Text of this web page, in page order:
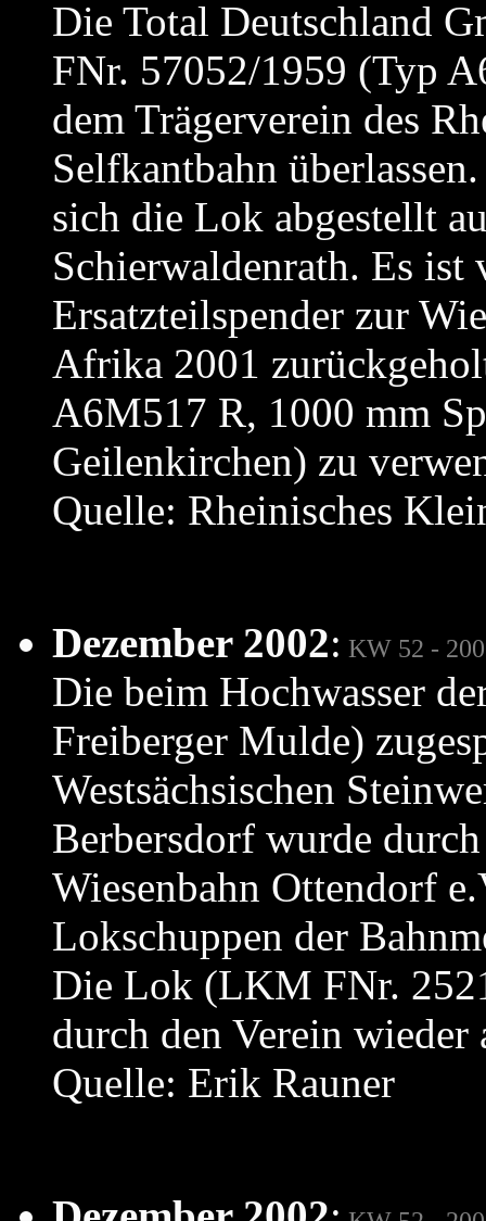
Die Total Deutschland
FNr. 57052/1959 (Typ
dem Trägerverein des
Selfkantbahn
sich die Lok abgestellt
Schierwaldenrath. Es ist
Ersatzteilspender zur
Afrika 2001
A6M517 R, 1000 mm
Geilenkirchen) zu
Quelle: Rheinisches
Dezember 2002: KW 52 -
Die beim Hochwasser
Freiberger Mulde)
Westsächsischen
Berbersdorf wurde
Wiesenbahn Ottendorf
Lokschuppen der
Die Lok (LKM FNr.
durch den Verein wieder
Quelle: Erik Rauner